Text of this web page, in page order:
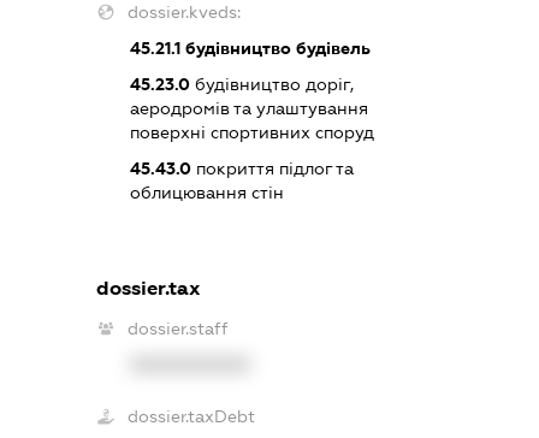
dossier.kveds:
45.21.1 будівництво будівель
45.23.0 будівництво доріг,
аеродромів та улаштування
поверхні спортивних споруд
45.43.0 покриття підлог та
облицювання стін
dossier.tax
dossier.staff
dossier.taxDebt